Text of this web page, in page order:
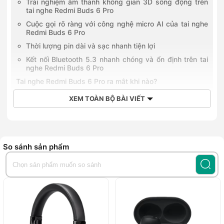
Trải nghiệm âm thanh không gian 3D sống động trên
tai nghe Redmi Buds 6 Pro
Cuộc gọi rõ ràng với công nghệ micro AI của tai nghe
Redmi Buds 6 Pro
Thời lượng pin dài và sạc nhanh tiện lợi
Kết nối Bluetooth 5.3 nhanh chóng và ổn định trên tai
nghe Redmi Buds 6 Pro
Tai nghe Redmi Buds 6 Pro ra mắt khi nào?
Tai nghe Redmi Buds 6 Pro có giá bao nhiêu?
Mua tai nghe Redmi Buds 6 Pro tại Hoàng Hà Mobile
giữa thiết kế tinh tế, công nghệ âm thanh hiện đại và thời
lượng pin ấn tượng. Với khả năng chống ồn Hybrid Active
hiện đại, chất lượng âm thanh chuẩn Hi-Res Audio, thời lượng
pin lên đến 36 giờ và khả năng kết nối mượt mà với
Bluetooth 5.3, Redmi Buds 6 Pro xứng đáng là lựa chọn hàng
đầu cho mọi nhu cầu từ giải trí đến công việc.
XEM TOÀN BỘ BÀI VIẾT
So sánh sản phẩm